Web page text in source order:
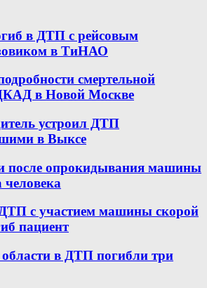
в ДТП с рейсовым
в ТиНАО
смертельной
в Новой Москве
устроил ДТП
в Выксе
после опрокидывания машины
человека
с участием машины скорой
пациент
в ДТП погибли три